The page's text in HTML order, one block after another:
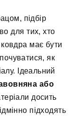
підбір
для тих, хто
має бути
як
Ідеальний
або
досить
підходять